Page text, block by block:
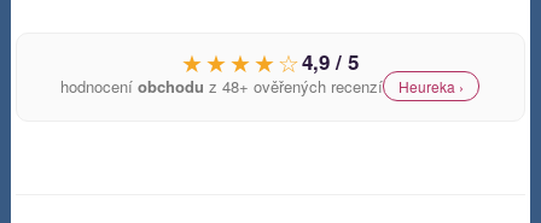
★★★★☆4,9 / 5
hodnoceníobchodu z 48+ ověřených recenzí Heureka ›